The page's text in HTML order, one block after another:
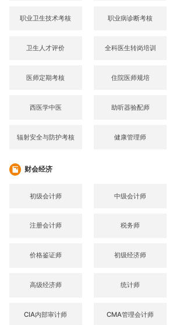
职业卫生技术考核 职业病诊断考核
卫生人才评价 全科医生转岗培训
医师定期考核 住院医师规培
西医学中医 助听器验配师
辐射安全与防护考核 健康管理师
财会经济
初级会计师 中级会计师
注册会计师 税务师
价格鉴证师 初级经济师
高级经济师 统计师
CIA内部审计师 CMA管理会计师